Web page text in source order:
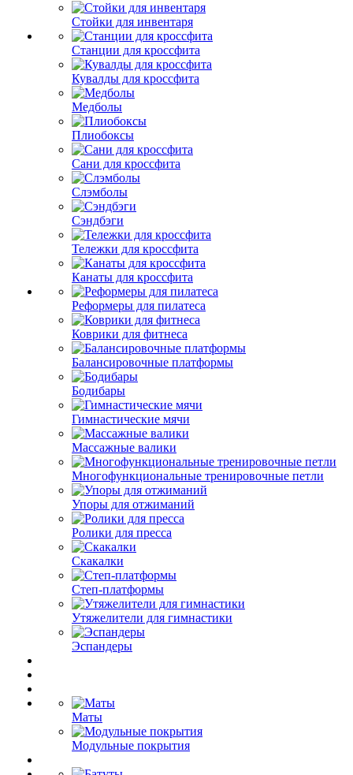
Стойки для инвентаря
Станции для кроссфита
Кувалды для кроссфита
Медболы
Плиобоксы
Сани для кроссфита
Слэмболы
Сэндбэги
Тележки для кроссфита
Канаты для кроссфита
Реформеры для пилатеса
Коврики для фитнеса
Балансировочные платформы
Бодибары
Гимнастические мячи
Массажные валики
Многофункциональные тренировочные петли
Упоры для отжиманий
Ролики для пресса
Скакалки
Степ-платформы
Утяжелители для гимнастики
Эспандеры
Маты
Модульные покрытия